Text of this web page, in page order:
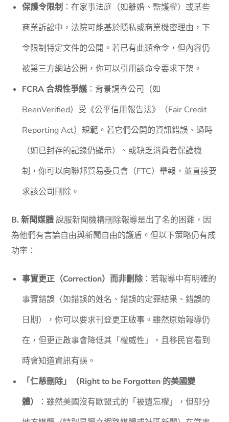
保護令限制 ：在家事法庭（如離婚、監護權）或某些
商業訴訟中，法院可能基於隱私或商業機密理由，下
令限制特定文件的公開。若已有此類命令，但內容仍
被第三方網站公開，你可以引用該命令要求下架。
FCRA 合規性爭議 ：背景調查公司（如
BeenVerified）受《公平信用報告法》（Fair Credit
Reporting Act）規範。若它們公開的資訊錯誤、過時
（如已封存的記錄仍顯示）、或缺乏消費者保護機
制，你可以向聯邦貿易委員會（FTC）舉報，並直接要
求該公司刪除。
B. 新聞媒體說服新聞機構刪除報導是出了名的困難，因
為他們有言論自由與新聞自由的護盾。但以下策略仍有成
功率：
事實更正（Correction）而非刪除：若報導中有明確的
事實錯誤（如錯誤的姓名、錯誤的定罪結果、錯誤的
日期），你可以要求刊登更正啟事。雖然原始報導仍
在，但更正啟事會降低其「權威性」，且移民官看到
時會知道資訊有誤。
「仁慈刪除」（Right to be Forgotten 的美國變
體）
：雖然美國沒有歐盟式的「被遺忘權」，但部分